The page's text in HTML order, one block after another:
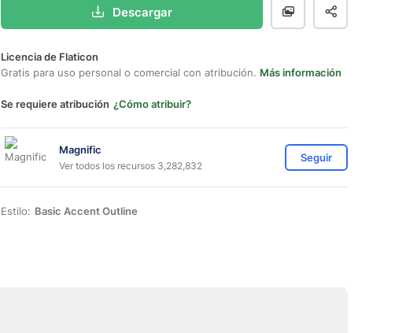
Descargar
Licencia de Flaticon
Gratis para uso personal o comercial con atribución. Más información
Se requiere atribución ¿Cómo atribuir?
Magnific
Ver todos los recursos 3,282,832
Seguir
Estilo: Basic Accent Outline